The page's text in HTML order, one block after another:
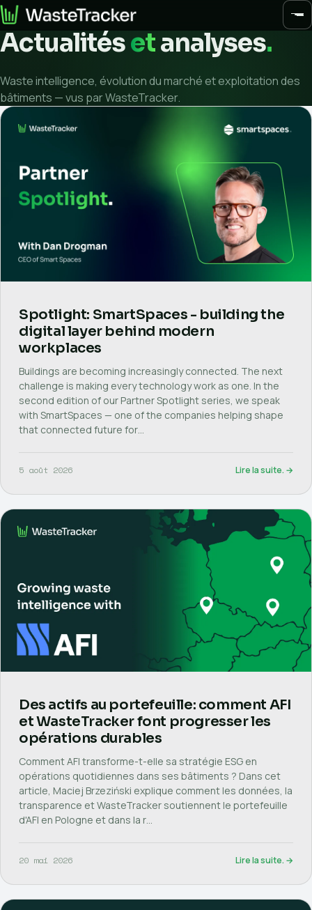
Accueil
Système
Ressources
Trajectoire Zéro Déchet
Rapports et guides
Nous connaître
Contact
EN PL
Actualitésetanalyses.
Waste intelligence, évolution du marché et exploitation des
bâtiments — vus par WasteTracker.
Spotlight: SmartSpaces - building the
digital layer behind modern
workplaces
Buildings are becoming increasingly connected. The next
challenge is making every technology work as one. In the
second edition of our Partner Spotlight series, we speak
with SmartSpaces — one of the companies helping shape
that connected future for…
5 août 2026 Lire la suite. →
Des actifs au portefeuille: comment AFI
et WasteTracker font progresser les
opérations durables
Comment AFI transforme-t-elle sa stratégie ESG en
opérations quotidiennes dans ses bâtiments ? Dans cet
article, Maciej Brzeziński explique comment les données, la
transparence et WasteTracker soutiennent le portefeuille
d'AFI en Pologne et dans la r…
20 mai 2026 Lire la suite. →